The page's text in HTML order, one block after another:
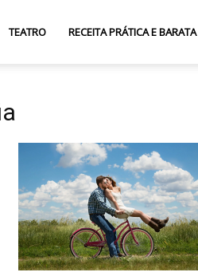
TEATRO RECEITA PRÁTICA E BARATA